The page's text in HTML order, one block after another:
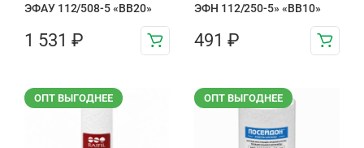
ЭФАУ 112/508-5 «BB20»
1 531 ₽
ЭФН 112/250-5» «BB10»
491 ₽
ОПТ ВЫГОДНЕЕ ОПТ ВЫГОДНЕЕ